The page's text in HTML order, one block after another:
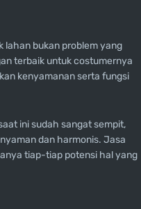
lahan bukan problem yang
terbaik untuk costumernya
kenyamanan serta fungsi
ini sudah sangat sempit,
dan harmonis. Jasa
tiap-tiap potensi hal yang